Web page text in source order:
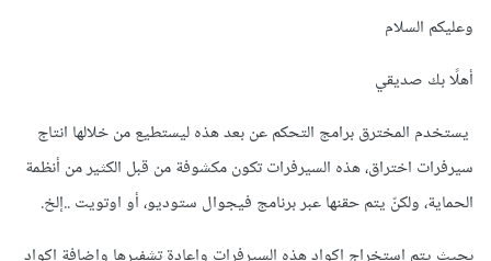
وعليكم السلام
أهلًا بك صديقي
يستخدم المخترق برامج التحكم عن بعد هذه ليستطيع من خلالها انتاج
سيرفرات اختراق، هذه السيرفرات تكون مكشوفة من قبل الكثير من أنظمة
الحماية، ولكنّ يتم حقنها عبر برنامج فيجوال ستوديو، أو اوتويت ..إلخ.